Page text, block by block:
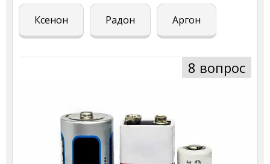
Ксенон Радон Аргон
8 вопрос